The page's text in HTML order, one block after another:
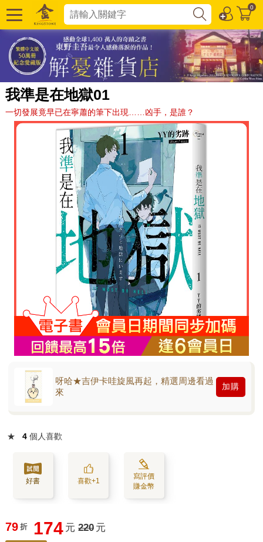
0
我準是在地獄01
一切發展竟早已在寧蕭的筆下出現……凶手，是誰？
呀哈★吉伊卡哇旋風再起，精選周邊看過
來
加購
★ 4 個人喜歡
好書 喜歡+1
寫評價
賺金幣
79 折 174 元 220 元